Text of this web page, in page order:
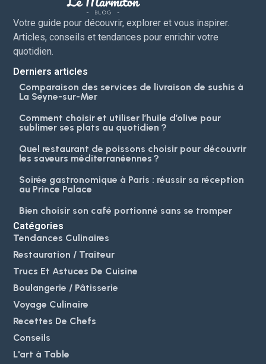
Votre guide pour découvrir, explorer et vous inspirer.
Articles, conseils et tendances pour enrichir votre
quotidien.
Derniers articles
Comparaison des services de livraison de sushis à
La Seyne-sur-Mer
Comment choisir et utiliser l’huile d’olive pour
sublimer ses plats au quotidien ?
Quel restaurant de poissons choisir pour découvrir
les saveurs méditerranéennes ?
Soirée gastronomique à Paris : réussir sa réception
au Prince Palace
Bien choisir son café portionné sans se tromper
Catégories
Tendances Culinaires
Restauration / Traiteur
Trucs Et Astuces De Cuisine
Boulangerie / Pâtisserie
Voyage Culinaire
Recettes De Chefs
Conseils
L'art à Table